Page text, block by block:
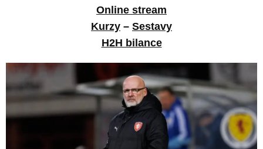
Online stream
Kurzy – Sestavy
H2H bilance